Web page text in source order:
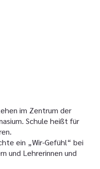
im Zentrum der
Schule heißt für
ein „Wir-Gefühl“ bei
und Lehrerinnen und